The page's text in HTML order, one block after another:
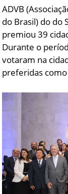
ADVB
do Brasil) do do
premiou 39
Durante o
votaram na
preferidas